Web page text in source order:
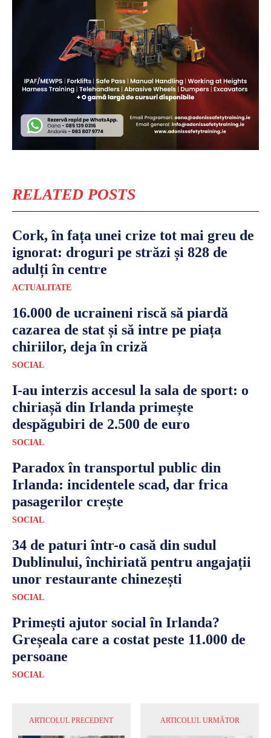
RELATED POSTS
Cork, în fața unei crize tot mai greu de
ignorat: droguri pe străzi și 828 de
adulți în centre
ACTUALITATE
16.000 de ucraineni riscă să piardă
cazarea de stat și să intre pe piața
chiriilor, deja în criză
SOCIAL
I-au interzis accesul la sala de sport: o
chiriașă din Irlanda primește
despăgubiri de 2.500 de euro
SOCIAL
Paradox în transportul public din
Irlanda: incidentele scad, dar frica
pasagerilor crește
SOCIAL
34 de paturi într-o casă din sudul
Dublinului, închiriată pentru angajații
unor restaurante chinezești
SOCIAL
Primești ajutor social în Irlanda?
Greșeala care a costat peste 11.000 de
persoane
SOCIAL
ARTICOLUL PRECEDENT ARTICOLUL URMĂTOR